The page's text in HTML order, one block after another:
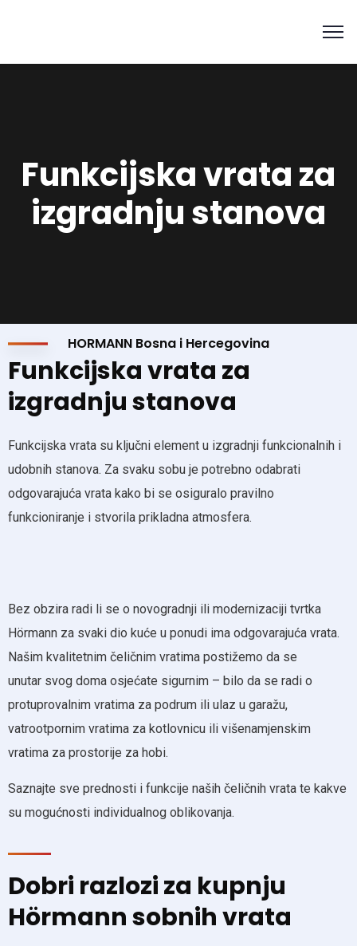
Funkcijska vrata za
izgradnju stanova
HORMANN Bosna i Hercegovina
Funkcijska vrata za
izgradnju stanova
Funkcijska vrata su ključni element u izgradnji funkcionalnih i
udobnih stanova. Za svaku sobu je potrebno odabrati
odgovarajuća vrata kako bi se osiguralo pravilno
funkcioniranje i stvorila prikladna atmosfera.
Bez obzira radi li se o novogradnji ili modernizaciji tvrtka
Hörmann za svaki dio kuće u ponudi ima odgovarajuća vrata.
Našim kvalitetnim čeličnim vratima postižemo da se
unutar svog doma osjećate sigurnim – bilo da se radi o
protuprovalnim vratima za podrum ili ulaz u garažu,
vatrootpornim vratima za kotlovnicu ili višenamjenskim
vratima za prostorije za hobi.
Saznajte sve prednosti i funkcije naših čeličnih vrata te kakve
su mogućnosti individualnog oblikovanja.
Dobri razlozi za kupnju
Hörmann sobnih vrata